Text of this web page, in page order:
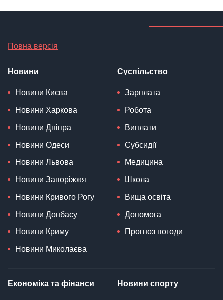
Повна версія
Новини
Новини Києва
Новини Харкова
Новини Дніпра
Новини Одеси
Новини Львова
Новини Запоріжжя
Новини Кривого Рогу
Новини Донбасу
Новини Криму
Новини Миколаєва
Суспільство
Зарплата
Робота
Виплати
Субсидії
Медицина
Школа
Вища освіта
Допомога
Прогноз погоди
Економіка та фінанси Новини спорту